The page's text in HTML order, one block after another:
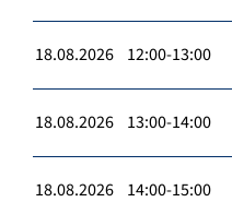
18.08.2026 12:00-13:00
18.08.2026 13:00-14:00
18.08.2026 14:00-15:00